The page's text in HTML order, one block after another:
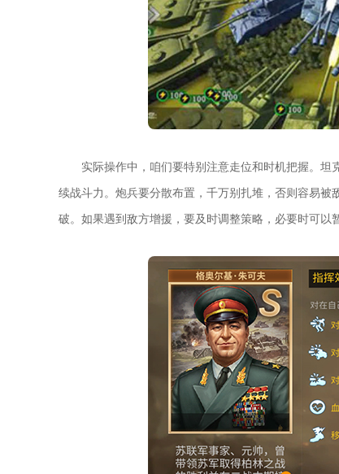
实际操作中，咱们要特别注意走位和时机把握。
续战斗力。炮兵要分散布置，千万别扎堆，否则容易
破。如果遇到敌方增援，要及时调整策略，必要时可以